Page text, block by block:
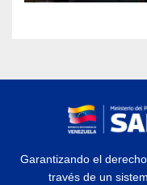
Garantizando el
través de un